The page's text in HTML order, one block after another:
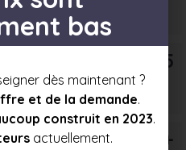
€
228 500 €
T5
T6+
bas
dès maintenant ?
et de la demande.
construit en 2023.
actuellement.